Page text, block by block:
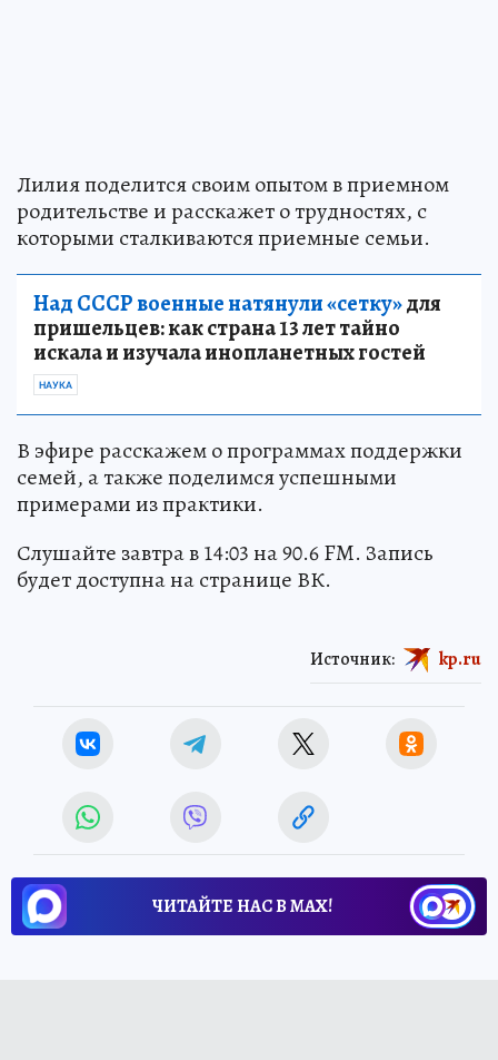
Лилия поделится своим опытом в приемном
родительстве и расскажет о трудностях, с
которыми сталкиваются приемные семьи.
Над СССР военные натянули «сетку»для
пришельцев: как страна 13 лет тайно
искала и изучала инопланетных гостей
НАУКА
В эфире расскажем о программах поддержки
семей, а также поделимся успешными
примерами из практики.
Слушайте завтра в 14:03 на 90.6 FM. Запись
будет доступна на странице ВК.
Источник: kp.ru
ЧИТАЙТЕ НАС В МАХ!